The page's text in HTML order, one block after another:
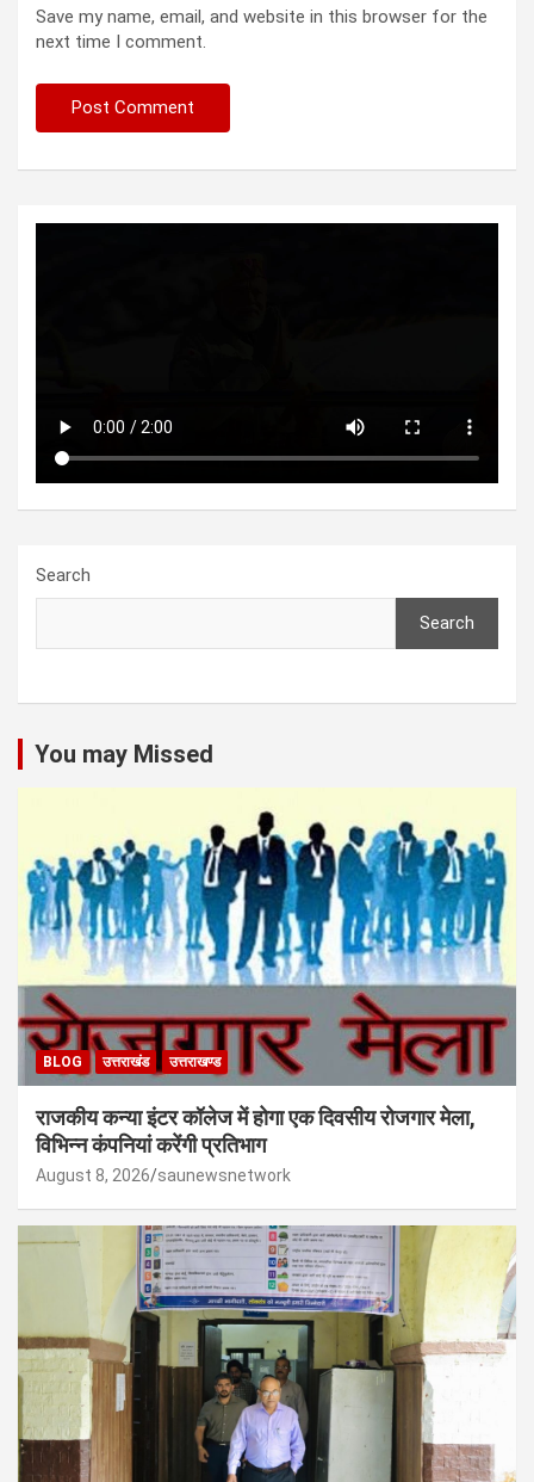
Save my name, email, and website in this browser for the
next time I comment.
Search
Search
You may Missed
BLOG उत्तराखंड उत्तराखण्ड
राजकीय कन्या इंटर कॉलेज में होगा एक दिवसीय रोजगार मेला,
विभिन्न कंपनियां करेंगी प्रतिभाग
August 8, 2026 saunewsnetwork